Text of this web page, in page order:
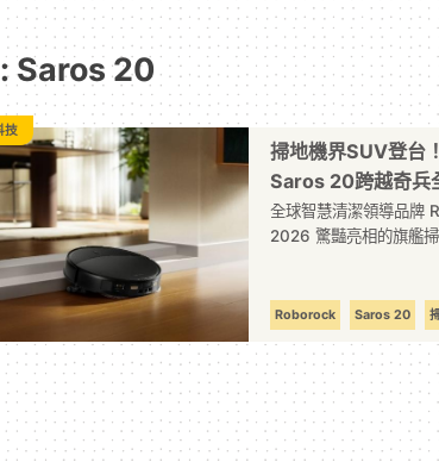
Saros 20
技
掃地機界SUV登
Saros 20跨越奇兵
全球智慧清潔領導品牌
2026 驚豔亮相的旗艦
Roborock
Saros 20